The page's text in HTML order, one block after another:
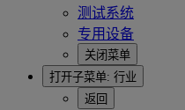
测试系统
专用设备
关闭菜单
打开子菜单: 行业
返回